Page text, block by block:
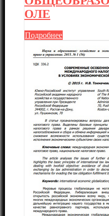
ОЛЕ
Подробнее